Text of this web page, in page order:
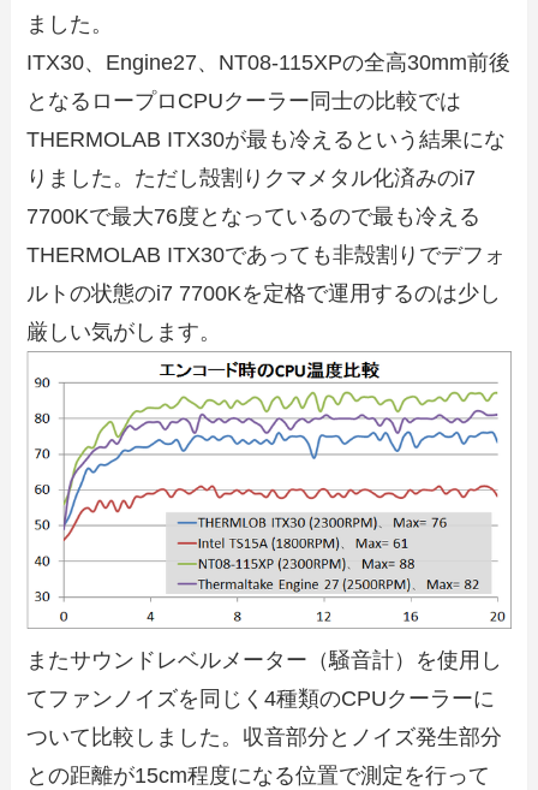
ました。
ITX30、Engine27、NT08-115XPの全高30mm前後
となるロープロCPUクーラー同士の比較では
THERMOLAB ITX30が最も冷えるという結果にな
りました。ただし殻割りクマメタル化済みのi7
7700Kで最大76度となっているので最も冷える
THERMOLAB ITX30であっても非殻割りでデフォ
ルトの状態のi7 7700Kを定格で運用するのは少し
厳しい気がします。
またサウンドレベルメーター（騒音計）を使用し
てファンノイズを同じく4種類のCPUクーラーに
ついて比較しました。収音部分とノイズ発生部分
との距離が15cm程度になる位置で測定を行って